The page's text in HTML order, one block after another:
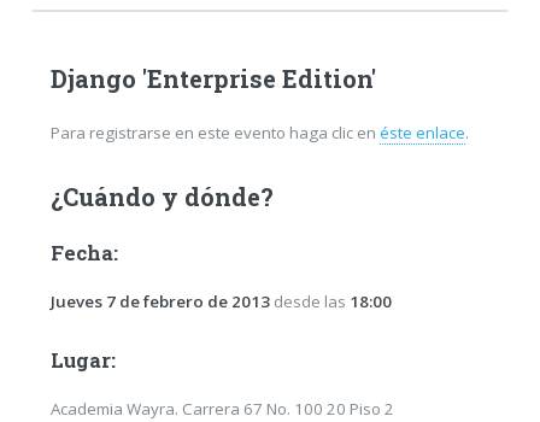
Django 'Enterprise Edition'
Para registrarse en este evento haga clic en éste enlace.
¿Cuándo y dónde?
Fecha:
Jueves 7 de febrero de 2013desde las 18:00
Lugar:
Academia Wayra. Carrera 67 No. 100 20 Piso 2